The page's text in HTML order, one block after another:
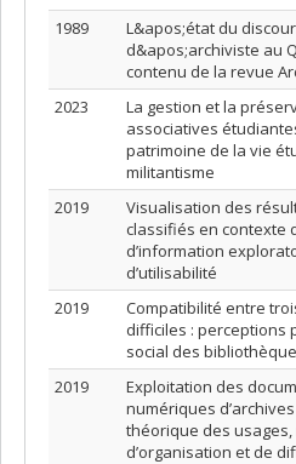
1989
L&apos;état du
d&apos;archiviste au
contenu de la revue
2023
La gestion et la
associatives
patrimoine de la vie
militantisme
2019
Visualisation des
classifiés en contexte
d’information
d’utilisabilité
2019
Compatibilité entre
difficiles : perceptions
social des
2019
Exploitation des
numériques
théorique des
d’organisation et de